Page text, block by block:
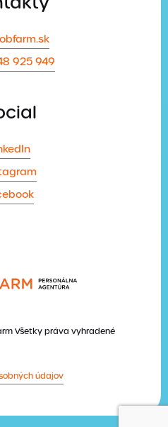
925 949
Všetky práva vyhradené
údajov